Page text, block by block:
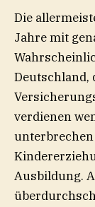
Die
Jahre mit
Deutschland,
verdienen
Ausbildung.